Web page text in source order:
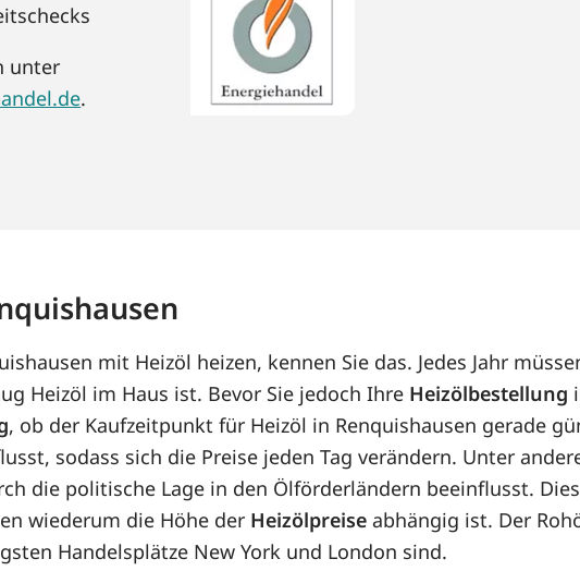
unter
.
mit Heizöl heizen, kennen Sie das. Jedes Jahr
Heizöl im Haus ist. Bevor Sie jedoch Ihre Heizölbestellung
, ob der Kaufzeitpunkt für Heizöl in Renquishausen gerade
sodass sich die Preise jeden Tag verändern. Unter
die politische Lage in den Ölförderländern beeinflusst.
wiederum die Höhe der Heizölpreise abhängig ist. Der
Handelsplätze New York und London sind.